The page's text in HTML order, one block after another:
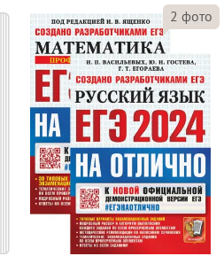
₽
ЕГЭ-2024 Русский язык.